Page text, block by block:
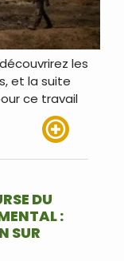
les
et la suite
ce travail
DU
:
SUR